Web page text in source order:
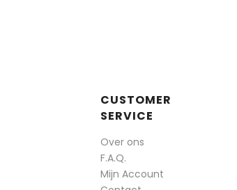
CUSTOMER
SERVICE
Over ons
F.A.Q.
Mijn Account